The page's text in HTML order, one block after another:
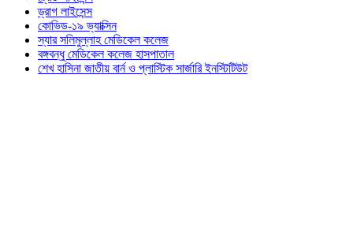
ড্রাগ লাইসেন্স
কোভিড-১৯ ভ্যাক্সিন
স্যার সলিমুল্লাহ মেডিকেল কলেজ
বঙ্গবন্ধু মেডিকেল কলেজ হাসপাতাল
শেখ হাসিনা জাতীয় বার্ন ও প্লাস্টিক সার্জারি ইনস্টিটিউট